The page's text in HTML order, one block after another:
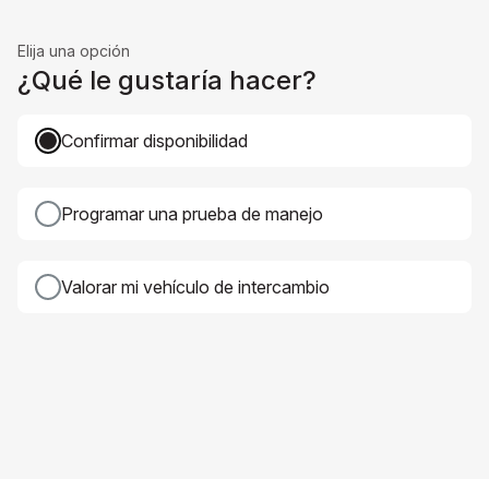
Elija una opción
¿Qué le gustaría hacer?
Confirmar disponibilidad
Programar una prueba de manejo
Valorar mi vehículo de intercambio